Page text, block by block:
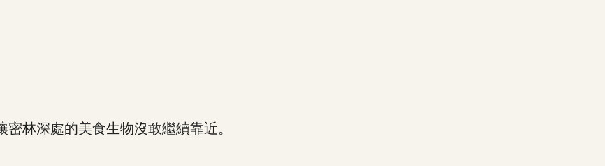
林深處的美食生物沒敢繼續靠近。